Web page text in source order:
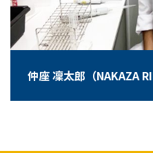
仲座 凜太郎（NAKAZA